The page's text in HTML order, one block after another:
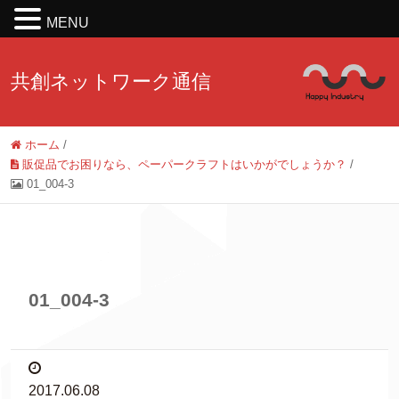
共創ネットワーク通信
ホーム /
販促品でお困りなら、ペーパークラフトはいかがでしょうか？ /
01_004-3
01_004-3
2017.06.08
MENU